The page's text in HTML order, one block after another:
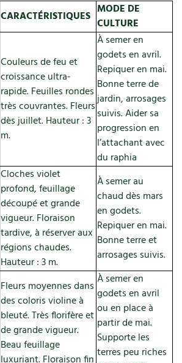
CARACTÉRISTIQUES MODE DE
CULTURE
Couleurs de feu et
croissance ultra-
rapide. Feuilles rondes
très couvrantes. Fleurs
dès juillet. Hauteur : 3
m.
À semer en
godets en avril.
Repiquer en mai.
Bonne terre de
jardin, arrosages
suivis. Aider sa
progression en
l’attachant avec
du raphia
Cloches violet
profond, feuillage
découpé et grande
vigueur. Floraison
tardive, à réserver aux
régions chaudes.
Hauteur : 3 m.
À semer au
chaud dès mars
en godets.
Repiquer en mai.
Bonne terre et
arrosages suivis.
Fleurs moyennes dans
des coloris violine à
bleuté. Très florifère et
de grande vigueur.
Beau feuillage
luxuriant. Floraison fin
À semer en
godets en avril
ou en place à
partir de mai.
Supporte les
terres peu riches